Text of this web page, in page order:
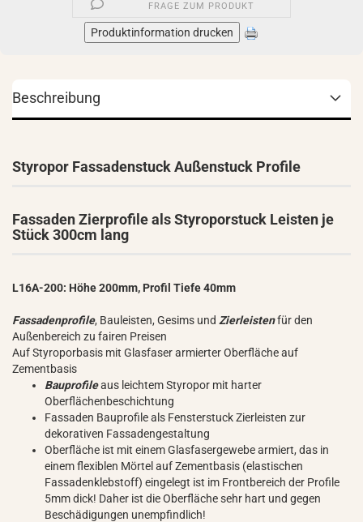
FRAGE ZUM PRODUKT
Produktinformation drucken
Beschreibung
Styropor Fassadenstuck Außenstuck Profile
Fassaden Zierprofile als Styroporstuck Leisten je
Stück 300cm lang
L16A-200: Höhe 200mm, Profil Tiefe 40mm
Fassadenprofile, Bauleisten, Gesims und Zierleistenfür den
Außenbereich zu fairen Preisen
Auf Styroporbasis mit Glasfaser armierter Oberfläche auf
Zementbasis
Bauprofileaus leichtem Styropor mit harter
Oberflächenbeschichtung
Fassaden Bauprofile als Fensterstuck Zierleisten zur
dekorativen Fassadengestaltung
Oberfläche ist mit einem Glasfasergewebe armiert, das in
einem flexiblen Mörtel auf Zementbasis (elastischen
Fassadenklebstoff) eingelegt ist im Frontbereich der Profile
5mm dick! Daher ist die Oberfläche sehr hart und gegen
Beschädigungen unempfindlich!